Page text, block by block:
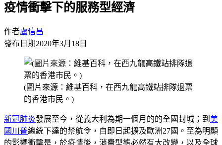
疫情衝擊下的服務型經濟
作者盧信昌
發布日期2020年3月18日
(圖片來源：維基百科，在西九龍高鐵站排隊退票
的香港市民。)
新冠肺炎發展至今，從義大利為期一個月的的全國封城；到 美
國 川普總統下達的禁航令，自即日起擴及歐洲27國。至為明顯
的影響衝擊是，於疫情後，消費型態必然有大改變，以及全球